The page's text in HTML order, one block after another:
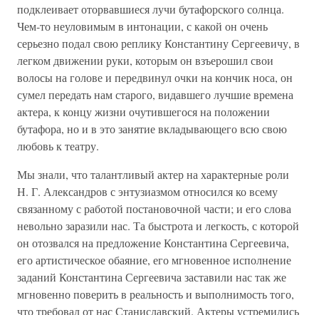
подклеивает оторвавшиеся лучи бутафорского солнца.
Чем-то неуловимым в интонации, с какой он очень
серьезно подал свою реплику Константину Сергеевичу, в
легком движении руки, которым он взъерошил свои
волосы на голове и передвинул очки на кончик носа, он
сумел передать нам старого, видавшего лучшие времена
актера, к концу жизни очутившегося на положении
бутафора, но и в это занятие вкладывающего всю свою
любовь к театру.
Мы знали, что талантливый актер на характерные роли
Н. Г. Александров с энтузиазмом относился ко всему
связанному с работой постановочной части; и его слова
невольно заразили нас. Та быстрота и легкость, с которой
он отозвался на предложение Константина Сергеевича,
его артистическое обаяние, его мгновенное исполнение
заданий Константина Сергеевича заставили нас так же
мгновенно поверить в реальность и выполнимость того,
что требовал от нас Станиславский. Актеры устремились